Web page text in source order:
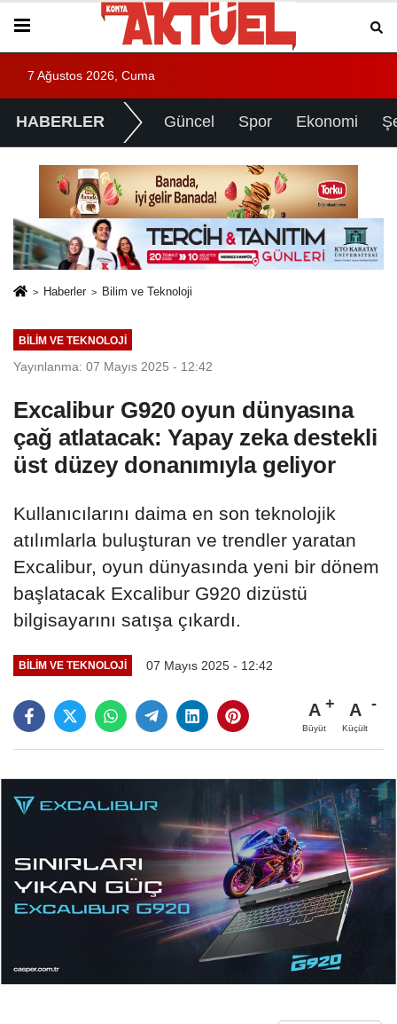
7 Ağustos 2026, Cuma
HABERLER Güncel Spor Ekonomi
Haberler Bilim ve Teknoloji
BILIM VE TEKNOLOJI
Yayınlanma: 07 Mayıs 2025 - 12:42
Excalibur G920 oyun dünyasına
çağ atlatacak: Yapay zeka destekli
üst düzey donanımıyla geliyor
Kullanıcılarını daima en son teknolojik
atılımlarla buluşturan ve trendler yaratan
Excalibur, oyun dünyasında yeni bir dönem
başlatacak Excalibur G920 dizüstü
bilgisayarını satışa çıkardı.
BILIM VE TEKNOLOJI 07 Mayıs 2025 - 12:42
A
Büyüt
A
Küçült